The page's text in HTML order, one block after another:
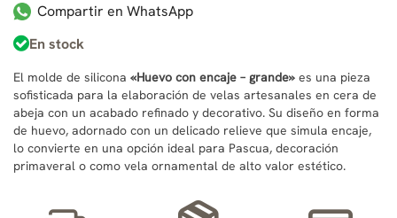
Compartir en WhatsApp
En stock
El molde de silicona «Huevo con encaje – grande» es una pieza
sofisticada para la elaboración de velas artesanales en cera de
abeja con un acabado refinado y decorativo. Su diseño en forma
de huevo, adornado con un delicado relieve que simula encaje,
lo convierte en una opción ideal para Pascua, decoración
primaveral o como vela ornamental de alto valor estético.